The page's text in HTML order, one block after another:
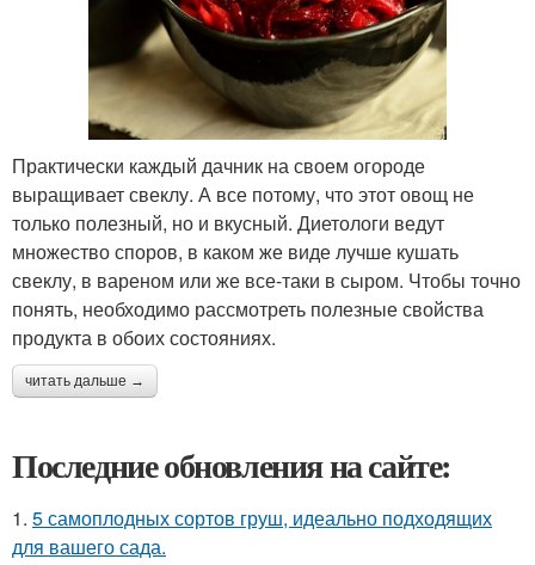
Практически каждый дачник на своем огороде
выращивает свеклу. А все потому, что этот овощ не
только полезный, но и вкусный. Диетологи ведут
множество споров, в каком же виде лучше кушать
свеклу, в вареном или же все-таки в сыром. Чтобы точно
понять, необходимо рассмотреть полезные свойства
продукта в обоих состояниях.
читать дальше →
Последние обновления на сайте:
1. 5 самоплодных сортов груш, идеально подходящих
для вашего сада.